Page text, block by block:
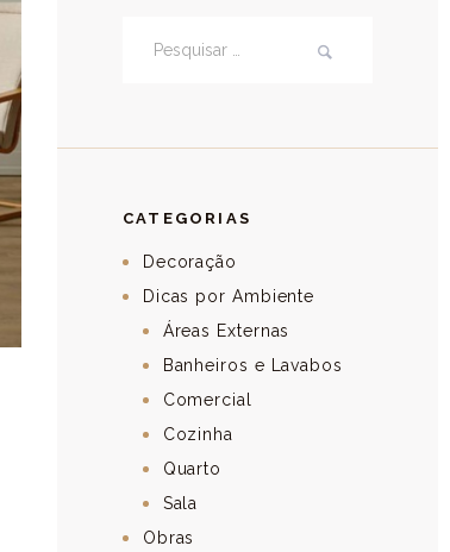
CATEGORIAS
Decoração
Dicas por Ambiente
Áreas Externas
Banheiros e Lavabos
Comercial
Cozinha
Quarto
Sala
Obras